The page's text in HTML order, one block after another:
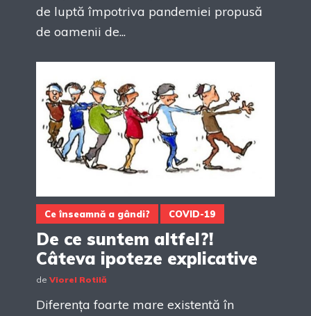
de luptă împotriva pandemiei propusă
de oamenii de...
Ce înseamnă a gândi? COVID-19
De ce suntem altfel?!
Câteva ipoteze explicative
de Viorel Rotilă
Diferența foarte mare existentă în